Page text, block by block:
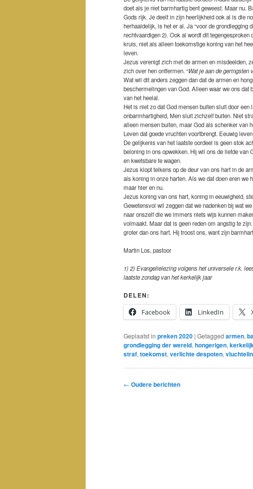
doet als je niet barmhartig bent geweest. Maar nu.
Gods rijk. Je deelt in zijn heerlijkheid ook al is die
herhaaldelijk, is het er al. Ja “voor de grondlegging
rechtvaardigen 2). Ook al wordt dit
kruis, niet als alleen toekomstige koning van het
leven.
Jezus verenigt zich met de armen en misdeelden,
zich over hen ontfermen. “Wat je aan de geringsten
Wat wil dit anders zeggen dan dat de armen en
beschermelingen van God. Alleen waar we ons dat
van het heelal.
Het is niet zo dat God mensen buiten sluit door
onbarmhartigheid, Men sluit zichzelf buiten. Niet
alleen mensen buiten, maar God als schenker van
Leven dat goede vruchten voortbrengt. Eeuwig leven.
De gelijkenis van het laatste oordeel is geen stok
beloning in ons opwekken. Hij wil ons de liefde van
en kwetsbare te wagen.
Jezus klopt telkens op de deur van ons hart in de
als koning in onze harten. Als we dat doen eren
maar hier en nu.
Jezus koning van ons hart, koning in eeuwigheid,
Gewetensvol wil zeggen dat we nadenken bij wat
naar onszelf die we immers niets wijs kunnen
volmaakt. Maar dat is geen reden om angstig te
groter dan ons hart. Hij troost ons, want zijn
Martin Los, pastoor
1) 2) Evangelielezing volgens het universele r.k.
laatste zondag van het kerkelijk jaar
DELEN:
Facebook
LinkedIn
Geplaatst in preken 2020 | Getagged armen,
grondlegging der wereld, hongerigen,
straf, toekomst, verlichte despoten,
Bericht
← Oudere berichten